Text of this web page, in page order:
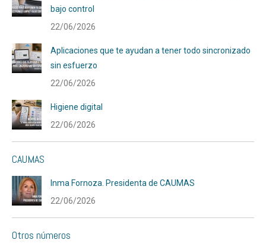
bajo control
22/06/2026
Aplicaciones que te ayudan a tener todo sincronizado
sin esfuerzo
22/06/2026
Higiene digital
22/06/2026
CAUMAS
Inma Fornoza. Presidenta de CAUMAS
22/06/2026
Otros números